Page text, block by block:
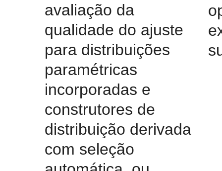
avaliação da
qualidade do ajuste
para distribuições
paramétricas
incorporadas e
construtores de
distribuição derivada
com seleção